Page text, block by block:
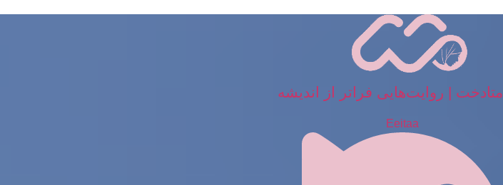
متادخت | روایت‌هایی فراتر از اندیشه
Eeitaa